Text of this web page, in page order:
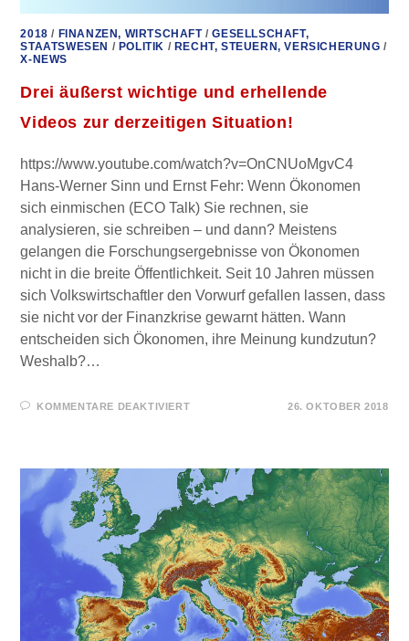
2018 / FINANZEN, WIRTSCHAFT/GESELLSCHAFT,
STAATSWESEN / POLITIK / RECHT, STEUERN, VERSICHERUNG /
X-NEWS
Drei äußerst wichtige und erhellende
Videos zur derzeitigen Situation!
https://www.youtube.com/watch?v=OnCNUoMgvC4
Hans-Werner Sinn und Ernst Fehr: Wenn Ökonomen
sich einmischen (ECO Talk) Sie rechnen, sie
analysieren, sie schreiben – und dann? Meistens
gelangen die Forschungsergebnisse von Ökonomen
nicht in die breite Öffentlichkeit. Seit 10 Jahren müssen
sich Volkswirtschaftler den Vorwurf gefallen lassen, dass
sie nicht vor der Finanzkrise gewarnt hätten. Wann
entscheiden sich Ökonomen, ihre Meinung kundzutun?
Weshalb?…
KOMMENTARE DEAKTIVIERTFÜR
IDEOS Z
UR D
ERZEITIGEN S
ITUATION!
26. OKTOBER 2018